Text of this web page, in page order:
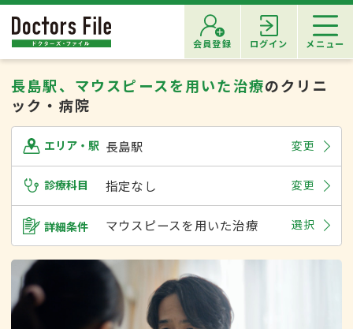
会員登録 ログイン メニュー
長島駅、マウスピースを用いた治療のクリニ
ック・病院
エリア・駅 長島駅 変更
診療科目 指定なし 変更
詳細条件 マウスピースを用いた治療 選択